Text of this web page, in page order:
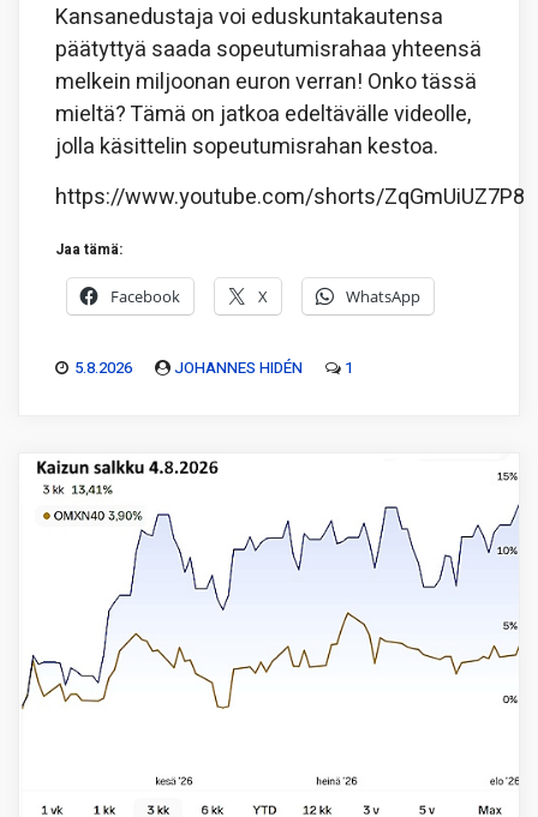
Kansanedustaja voi eduskuntakautensa
päätyttyä saada sopeutumisrahaa yhteensä
melkein miljoonan euron verran! Onko tässä
mieltä? Tämä on jatkoa edeltävälle videolle,
jolla käsittelin sopeutumisrahan kestoa.
https://www.youtube.com/shorts/ZqGmUiUZ7P8
Jaa tämä:
Facebook X WhatsApp
5.8.2026 JOHANNES HIDÉN 1